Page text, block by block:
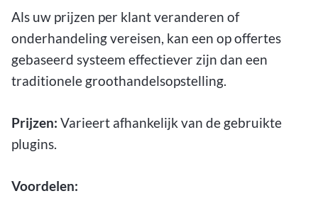
Als uw prijzen per klant veranderen of
onderhandeling vereisen, kan een op offertes
gebaseerd systeem effectiever zijn dan een
traditionele groothandelsopstelling.
Prijzen: Varieert afhankelijk van de gebruikte
plugins.
Voordelen: